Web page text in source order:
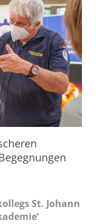
St. Johann